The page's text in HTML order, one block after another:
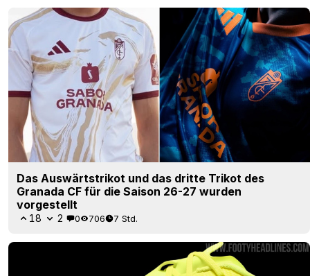
Das Auswärtstrikot und das dritte Trikot des
Granada CF für die Saison 26-27 wurden
vorgestellt
18 2 0 706 7 Std.